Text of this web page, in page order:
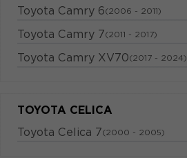
Toyota Camry 6(2006 - 2011)
Toyota Camry 7(2011 - 2017)
Toyota Camry XV70(2017 - 2024)
TOYOTA CELICA
Toyota Celica 7(2000 - 2005)